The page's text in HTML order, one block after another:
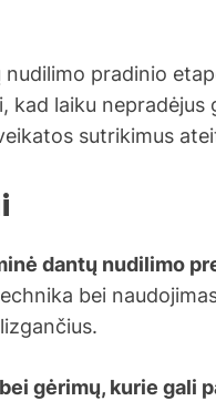
pradinio
kad laiku nepradėjus
sutrikimus
dantų nudilimo
bei
gėrimų, kurie gali